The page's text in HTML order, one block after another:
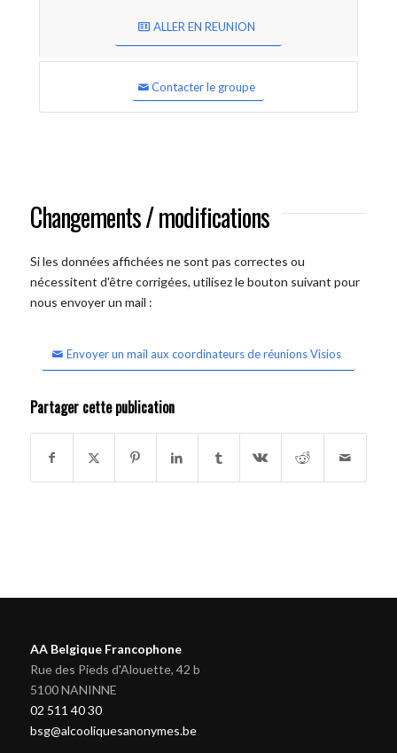
ALLER EN REUNION
Contacter le groupe
Changements / modifications
Si les données affichées ne sont pas correctes ou
nécessitent d'être corrigées, utilisez le bouton suivant pour
nous envoyer un mail :
Envoyer un mail aux coordinateurs de réunions Visios
Partager cette publication
AA Belgique Francophone
Rue des Pieds d'Alouette, 42 b
5100 NANINNE
02 511 40 30
bsg@alcooliquesanonymes.be